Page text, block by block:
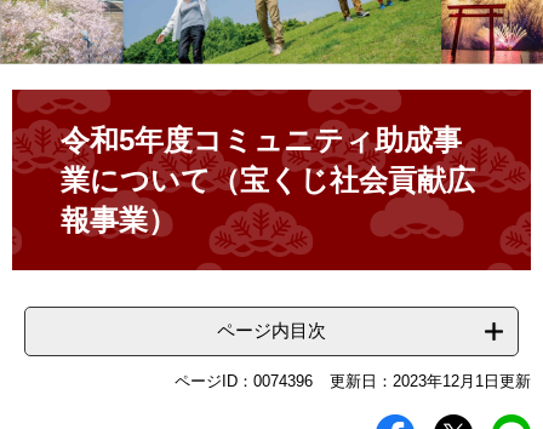
本
文
令和5年度コミュニティ助成事
業について（宝くじ社会貢献広
報事業）
ページ内目次
ページID：0074396 更新日：2023年12月1日更新